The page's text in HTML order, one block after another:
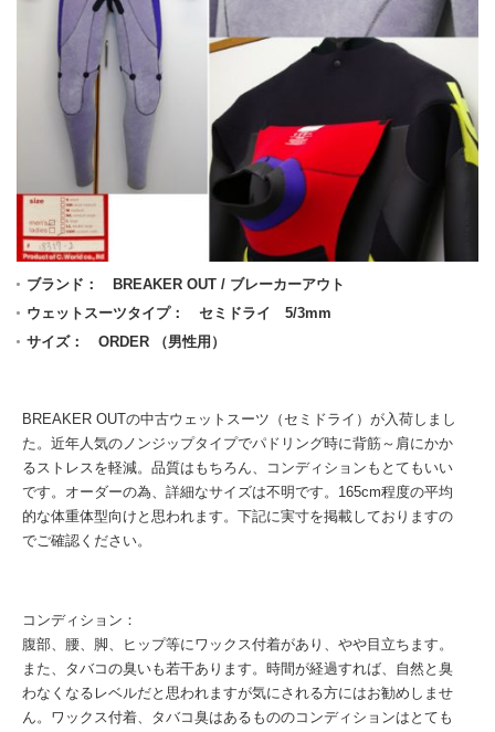
ブランド： BREAKER OUT / ブレーカーアウト
ウェットスーツタイプ： セミドライ 5/3mm
サイズ： ORDER （男性用）
BREAKER OUTの中古ウェットスーツ（セミドライ）が入荷しまし
た。近年人気のノンジップタイプでパドリング時に背筋～肩にかか
るストレスを軽減。品質はもちろん、コンディションもとてもいい
です。オーダーの為、詳細なサイズは不明です。165cm程度の平均
的な体重体型向けと思われます。下記に実寸を掲載しておりますの
でご確認ください。
コンディション：
腹部、腰、脚、ヒップ等にワックス付着があり、やや目立ちます。
また、タバコの臭いも若干あります。時間が経過すれば、自然と臭
わなくなるレベルだと思われますが気にされる方にはお勧めしませ
ん。ワックス付着、タバコ臭はあるもののコンディションはとても